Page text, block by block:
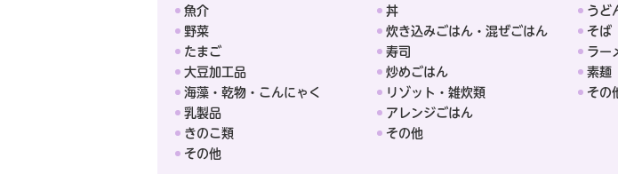
魚介
野菜
たまご
大豆加工品
海藻・乾物・こんにゃく
乳製品
きのこ類
その他
丼
炊き込みごはん・混ぜごはん
寿司
炒めごはん
リゾット・雑炊類
アレンジごはん
その他
うど
そば
ラー
素麺
その